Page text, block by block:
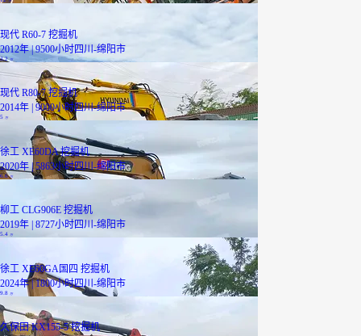
万
现代 R60-7 挖掘机
2012年 | 9500小时四川-绵阳市
3.2
现代 R80-7 挖掘机
2014年 | 9000小时四川-绵阳市
5 万
徐工 XE60DA 挖掘机
2020年 | 5863小时四川-绵阳市
6.6
柳工 CLG906E 挖掘机
2019年 | 8727小时四川-绵阳市
5.4 万
徐工 XE60GA国四 挖掘机
2024年 | 1800小时四川-绵阳市
9.8
久保田 KX155-5 挖掘机